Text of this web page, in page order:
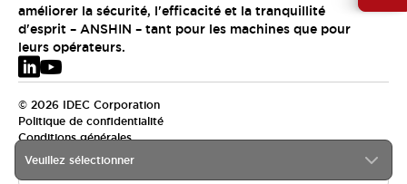
Veuillez sélectionner
améliorer la sécurité, l'efficacité et la tranquillité
d'esprit – ANSHIN – tant pour les machines que pour
leurs opérateurs.
© 2026 IDEC Corporation
Politique de confidentialité
Conditions générales
EMEA